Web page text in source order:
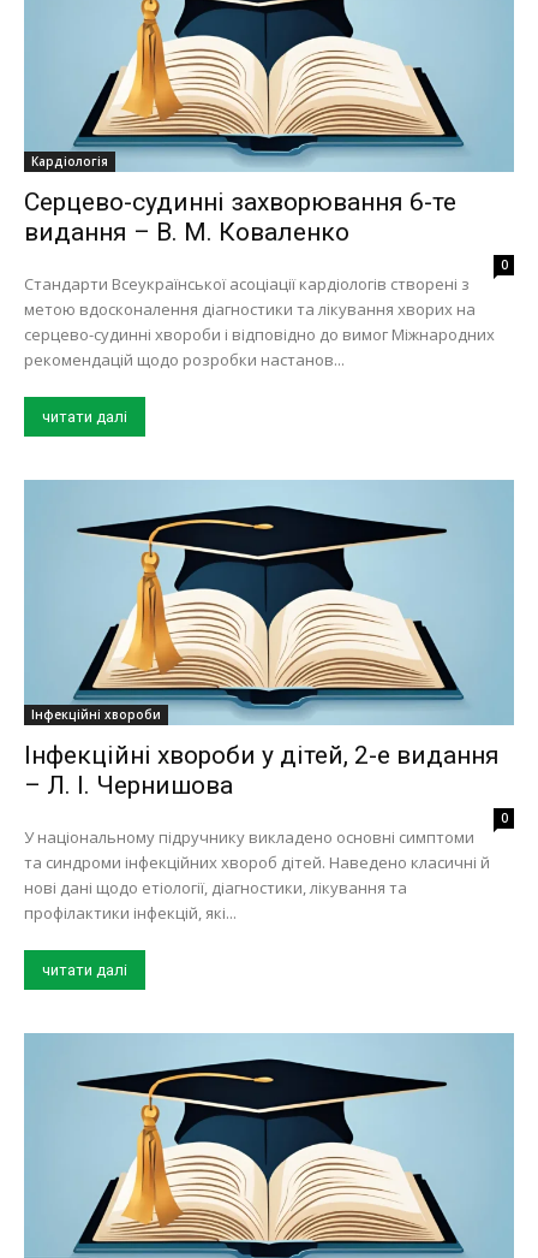
Кардіологія
Серцево-судинні захворювання 6-те
видання – В. М. Коваленко
0
Стандарти Всеукраїнської асоціації кардіологів створені з
метою вдосконалення діагностики та лікування хворих на
серцево-судинні хвороби і відповідно до вимог Міжнародних
рекомендацій щодо розробки настанов...
читати далі
Інфекційні хвороби
Інфекційні хвороби у дітей, 2-е видання
– Л. І. Чернишова
0
У національному підручнику викладено основні симптоми
та синдроми інфекційних хвороб дітей. Наведено класичні й
нові дані щодо етіології, діагностики, лікування та
профілактики інфекцій, які...
читати далі